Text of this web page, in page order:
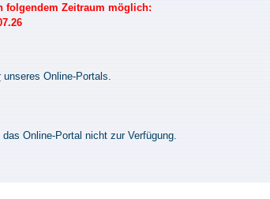
folgendem Zeitraum möglich:
unseres Online-Portals.
Online-Portal nicht zur Verfügung.